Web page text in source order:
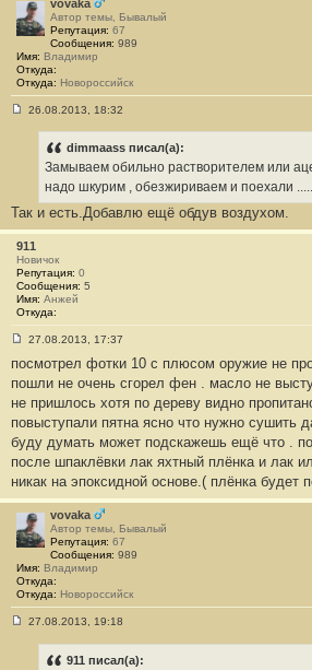
vovaka
Автор темы, Бывалый
Репутация: 67
Сообщения: 989
Имя: Владимир
Откуда:
Откуда: Новороссийск
и
#
2
3
26.08.2013, 18:32
dimmaass писал(а):
Замываем обильно растворителем или
надо шкурим , обезжириваем и поехали .....
Так и есть.Добавлю ещё обдув воздухом.
911
Новичок
Репутация: 0
Сообщения: 5
Имя: Анжей
Откуда:
о
б
щ
н
и
#
2
27.08.2013, 17:37
посмотрел фотки 10 с плюсом оружие не
пошли не очень сгорел фен . масло не
не пришлось хотя по дереву видно
повыступали пятна ясно что нужно сушить
буду думать может подскажешь ещё что .
после шпаклёвки лак яхтный плёнка и лак
никак на эпоксидной основе.( плёнка будет
vovaka
Автор темы, Бывалый
Репутация: 67
Сообщения: 989
Имя: Владимир
Откуда:
Откуда: Новороссийск
27.08.2013, 19:18
911 писал(а):